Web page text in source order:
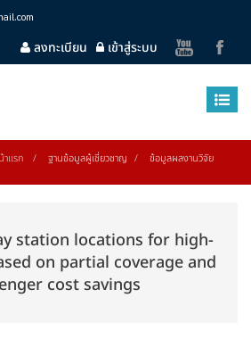
เข้าสู่ระบบ
ลงทะเบียน
าแรก ฐานข้อมูลผู้เชี่ยวชาญ ข้อมูลผลงานวิจัย
station locations for high-
on partial coverage and
cost savings